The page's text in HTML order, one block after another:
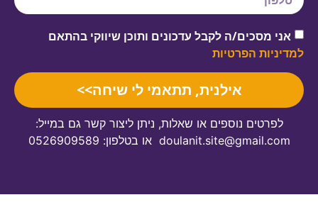
אני מסכים/ה לקבל עדכונים ותוכן שיווקי בהתאם
למדיניות הפרטיות
אילנית, תתאמי לי שיחה>>
לפרטים נוספים או שאלות, ניתן ליצור קשר גם במייל:
doulanit.site@gmail.com או בטלפון: 0526909589